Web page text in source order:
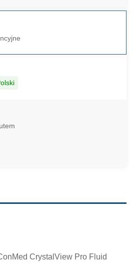
CrystalView Pro Fluid